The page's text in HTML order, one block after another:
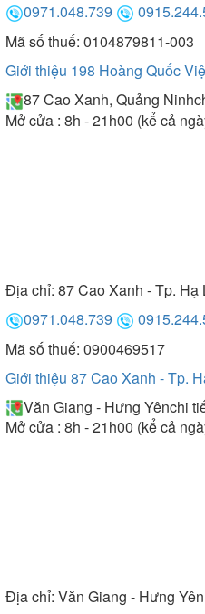
0971.048.739
Mã số thuế: 0104879811-003
Giới thiệu 198 Hoàng Quốc
87 Cao Xanh, Quảng Ninh
Mở cửa : 8h - 21h00 (kể cả
Địa chỉ: 87 Cao Xanh - Tp. Hạ
0971.048.739
Mã số thuế: 0900469517
Giới thiệu 87 Cao Xanh - Tp.
Văn Giang - Hưng Yênchi
Mở cửa : 8h - 21h00 (kể cả
Địa chỉ: Văn Giang - Hưng Yên